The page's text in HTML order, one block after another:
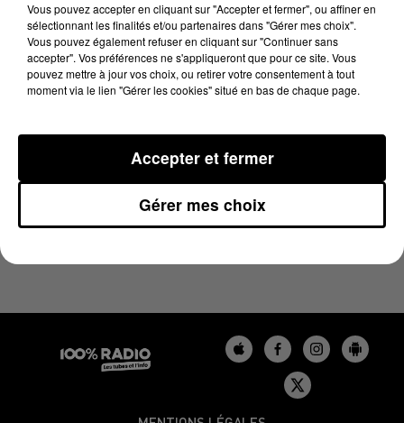
25 novembre 2024 - 2 min 29 sec
LES INFOS DU GERS DU 25/11/2024 À 14H00
Vous pouvez accepter en cliquant sur "Accepter et fermer", ou affiner en
sélectionnant les finalités et/ou partenaires dans "Gérer mes choix".
Vous pouvez également refuser en cliquant sur "Continuer sans
accepter". Vos préférences ne s'appliqueront que pour ce site. Vous
pouvez mettre à jour vos choix, ou retirer votre consentement à tout
moment via le lien "Gérer les cookies" situé en bas de chaque page.
Gérer mes choix
Accepter et fermer